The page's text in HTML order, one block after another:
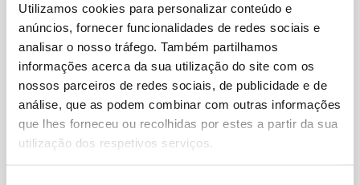
Utilizamos cookies para personalizar conteúdo e
anúncios, fornecer funcionalidades de redes sociais e
analisar o nosso tráfego. Também partilhamos
informações acerca da sua utilização do site com os
nossos parceiros de redes sociais, de publicidade e de
análise, que as podem combinar com outras informações
que lhes forneceu ou recolhidas por estes a partir da sua
utilização dos respetivos serviços.
desumanas. Em particular, a Grécia e
os outros países que estão na primeira linha
prestando-lhes um generoso socorro,
Uma resposta unânime pode ser
eficaz e distribuir equitativamente os pesos. Por
isso é necessário apostar com
decisão e sem hesitações nas negociações. Ao
mesmo tempo, recebi com esperança